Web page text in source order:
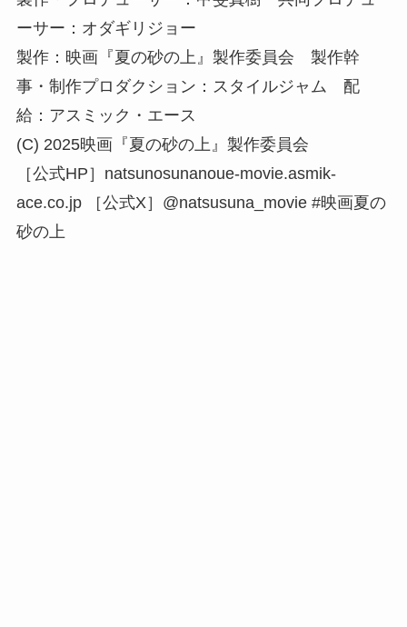
ーサー：オダギリジョー
製作：映画『夏の砂の上』製作委員会 製作幹
事・制作プロダクション：スタイルジャム 配
給：アスミック・エース
(C) 2025映画『夏の砂の上』製作委員会
［公式HP］natsunosunanoue-movie.asmik-
ace.co.jp ［公式X］@natsusuna_movie #映画夏の
砂の上